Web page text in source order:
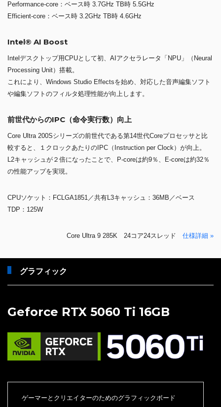
Performance-core：ベース時 3.7GHz TB時 5.5GHz
Efficient-core：ベース時 3.2GHz TB時 4.6GHz
Intel® AI Boost
Intelデスクトップ用CPUとして初、AIアクセラレータ「NPU」（Neural
Processing Unit）搭載。
これにより、Windows Studio Effectsを始め、対応した音声編集ソフト
や編集ソフトのフィルタ処理性能が向上します。
前世代からのIPC（命令実行数）向上
Core Ultra 200Sシリーズの前世代である第14世代Coreプロセッサと比
較すると、１クロックあたりのIPC（Instruction per Clock）が向上。
L2キャッシュが２倍になったことで、P-coreは約9％、E-coreは約32％
の性能アップを実現。
CPUソケット：FCLGA1851／共有L3キャッシュ：36MB／ベース
TDP：125W
Core Ultra 9 285K 24コア24スレッド 仕様詳細 »
グラフィック
Geforce RTX 5060 Ti 16GB
ゲーマーとクリエイターのためのグラフィックボード